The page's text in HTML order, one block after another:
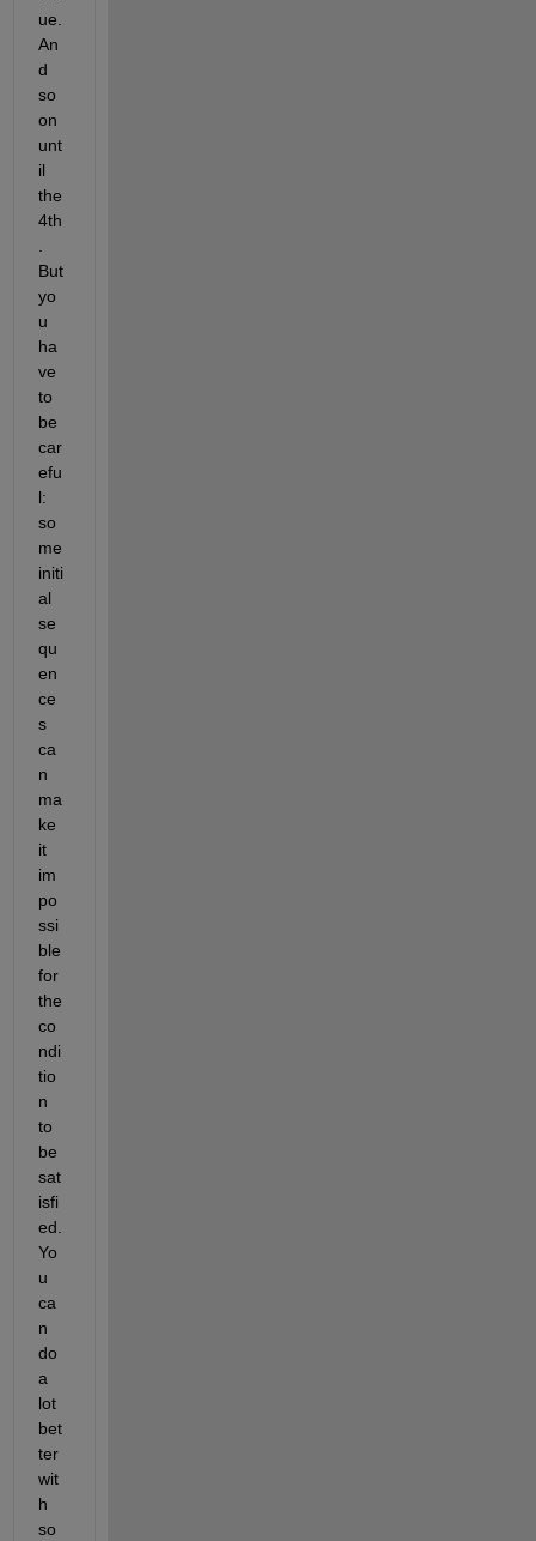
ue.
An
d
so
on
unt
il
the
4th
.
But
yo
u
ha
ve
to
be
car
efu
l:
so
me
initi
al
se
qu
en
ce
s
ca
n
ma
ke
it
im
po
ssi
ble
for
the
co
ndi
tio
n
to
be
sat
isfi
ed.
Yo
u
ca
n
do
a
lot
bet
ter
wit
h
so